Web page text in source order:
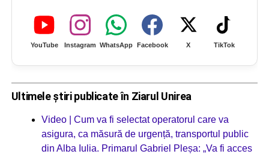
YouTube Instagram WhatsApp Facebook X TikTok
Ultimele știri publicate în Ziarul Unirea
Video | Cum va fi selectat operatorul care va
asigura, ca măsură de urgență, transportul public
din Alba Iulia. Primarul Gabriel Pleșa: „Va fi acces